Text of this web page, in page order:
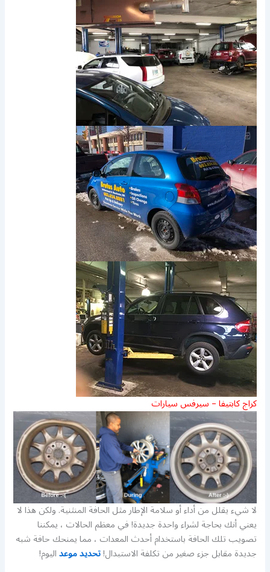
كراج كابتيفا – سيرفس سيارات
لا شيء يقلل من أداء أو سلامة الإطار مثل الحافة المنثنية. ولكن هذا لا
يعني أنك بحاجة لشراء واحدة جديدة! في معظم الحالات ، يمكننا
تصويب تلك الحافة باستخدام أحدث المعدات ، مما يمنحك حافة شبه
جديدة مقابل جزء صغير من تكلفة الاستبدال!تحديد موعداليوم!